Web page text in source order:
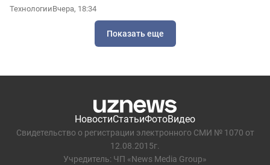
ТехнологииВчера, 18:34
Показать еще
НовостиСтатьиФотоВидео
Свидетельство о регистрации электронного СМИ № 1070 от
12.08.2015г.
Учредитель: ЧП «News Media Group»